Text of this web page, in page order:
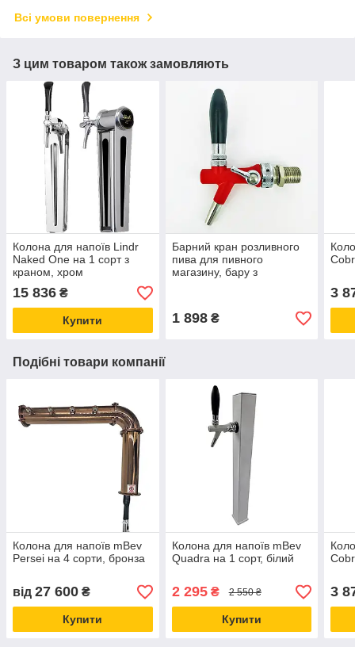
Всі умови повернення
З цим товаром також замовляють
Колона для напоїв Lindr
Naked One на 1 сорт з
краном, хром
15 836 ₴
Купити
Барний кран розливного
пива для пивного
магазину, бару з
1 898₴
3
Подібні товари компанії
Колона для напоїв mBev
Persei на 4 сорти, бронза
від 27 600 ₴
Купити
Колона для напоїв mBev
Quadra на 1 сорт, білий
2 295₴ 2 550 ₴
Купити
3